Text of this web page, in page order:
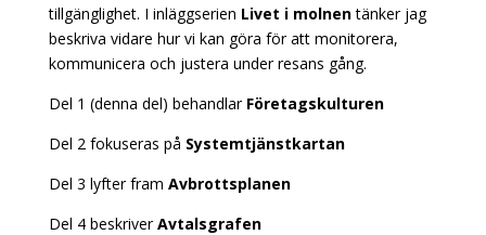
tillgänglighet. I inläggserien Livet i molnentänker jag
beskriva vidare hur vi kan göra för att monitorera,
kommunicera och justera under resans gång.
Del 1 (denna del) behandlar Företagskulturen
Del 2 fokuseras på Systemtjänstkartan
Del 3 lyfter fram Avbrottsplanen
Del 4 beskriverAvtalsgrafen